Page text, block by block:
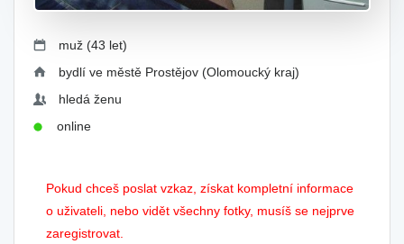
muž (43 let)
bydlí ve městě Prostějov (Olomoucký kraj)
hledá ženu
online
Pokud chceš poslat vzkaz, získat kompletní informace
o uživateli, nebo vidět všechny fotky, musíš se nejprve
zaregistrovat.